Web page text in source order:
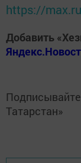
https://
Добавить
Татарстан»